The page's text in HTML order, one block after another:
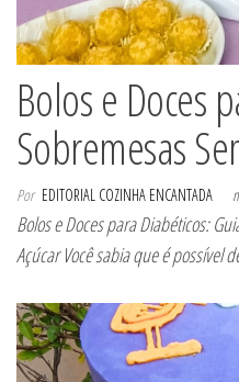
Bolos e Doces
Sobremesas
Por EDITORIAL COZINHA ENCANTADA
Bolos e Doces para Diabéticos:
Açúcar Você sabia que é possível